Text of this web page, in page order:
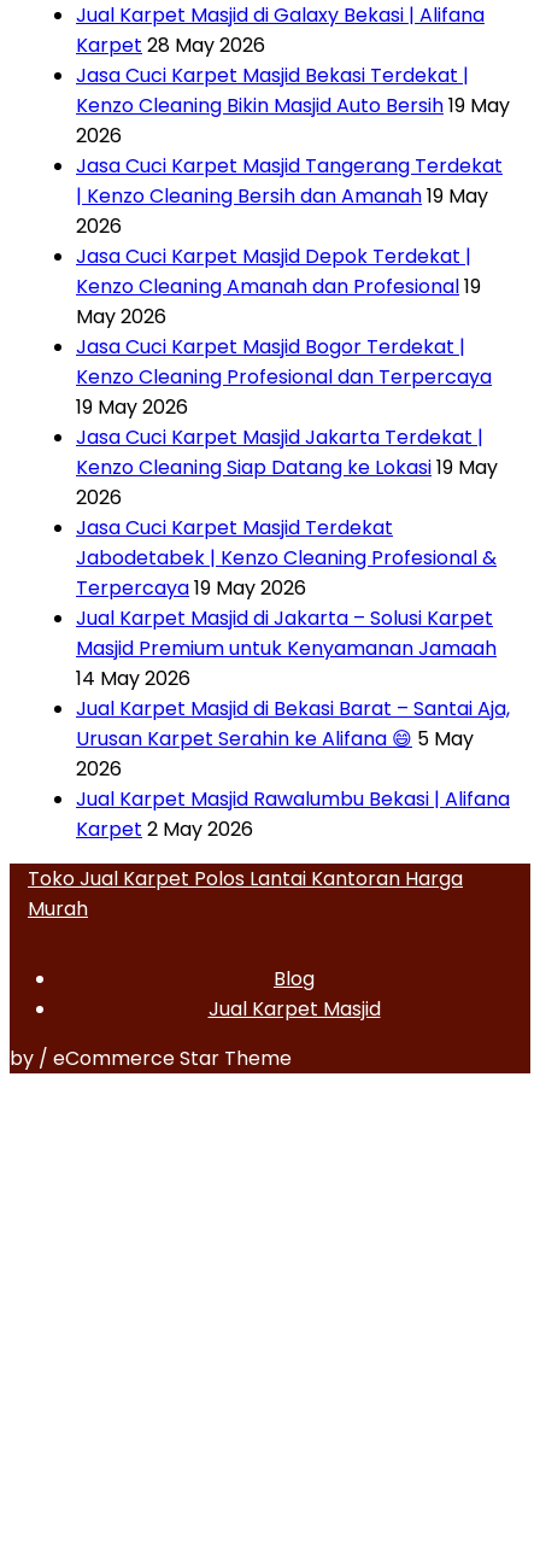
Jual Karpet Masjid di Galaxy Bekasi | Alifana
Karpet 28 May 2026
Jasa Cuci Karpet Masjid Bekasi Terdekat |
Kenzo Cleaning Bikin Masjid Auto Bersih19 May
2026
Jasa Cuci Karpet Masjid Tangerang Terdekat
| Kenzo Cleaning Bersih dan Amanah19 May
2026
Jasa Cuci Karpet Masjid Depok Terdekat |
Kenzo Cleaning Amanah dan Profesional19
May 2026
Jasa Cuci Karpet Masjid Bogor Terdekat |
Kenzo Cleaning Profesional dan Terpercaya
19 May 2026
Jasa Cuci Karpet Masjid Jakarta Terdekat |
Kenzo Cleaning Siap Datang ke Lokasi19 May
2026
Jasa Cuci Karpet Masjid Terdekat
Jabodetabek | Kenzo Cleaning Profesional &
Terpercaya19 May 2026
Jual Karpet Masjid di Jakarta – Solusi Karpet
Masjid Premium untuk Kenyamanan Jamaah
14 May 2026
Jual Karpet Masjid di Bekasi Barat – Santai Aja,
Urusan Karpet Serahin ke Alifana 😄 5 May
2026
Jual Karpet Masjid Rawalumbu Bekasi | Alifana
Karpet 2 May 2026
Toko Jual Karpet Polos Lantai Kantoran Harga
Murah
Blog
Jual Karpet Masjid
by / eCommerce Star Theme